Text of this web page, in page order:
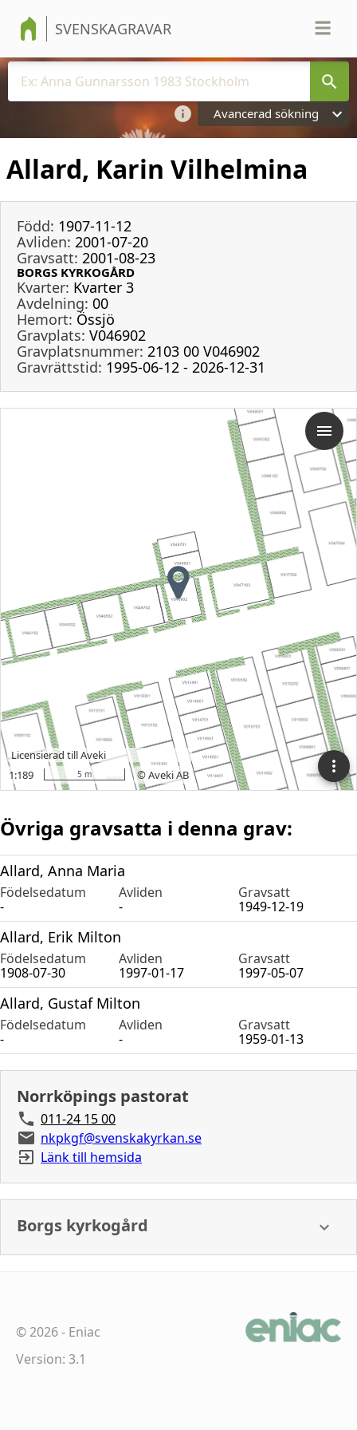
SVENSKAGRAVAR
Avancerad sökning
Allard, Karin Vilhelmina
Född: 1907-11-12
Avliden: 2001-07-20
Gravsatt: 2001-08-23
BORGS KYRKOGÅRD
Kvarter: Kvarter 3
Avdelning: 00
Hemort: Össjö
Gravplats: V046902
Gravplatsnummer: 2103 00 V046902
Gravrättstid: 1995-06-12 - 2026-12-31
Övriga gravsatta i denna grav:
Allard, Anna Maria
Födelsedatum Avliden
Gravsatt
-
- 1949-12-19
Allard, Erik Milton
Födelsedatum Avliden
Gravsatt
1908-07-30
1997-01-17 1997-05-07
Allard, Gustaf Milton
Födelsedatum Avliden
Gravsatt
-
- 1959-01-13
Norrköpings pastorat
011-24 15 00
nkpkgf@svenskakyrkan.se
Länk till hemsida
Borgs kyrkogård
©2026- Eniac
Version: 3.1